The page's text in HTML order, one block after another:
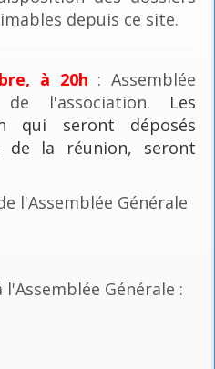
depuis ce site.
à 20h : Assemblée
l'association. Les
qui seront déposés
de la réunion, seront
l'Assemblée Générale
Générale :